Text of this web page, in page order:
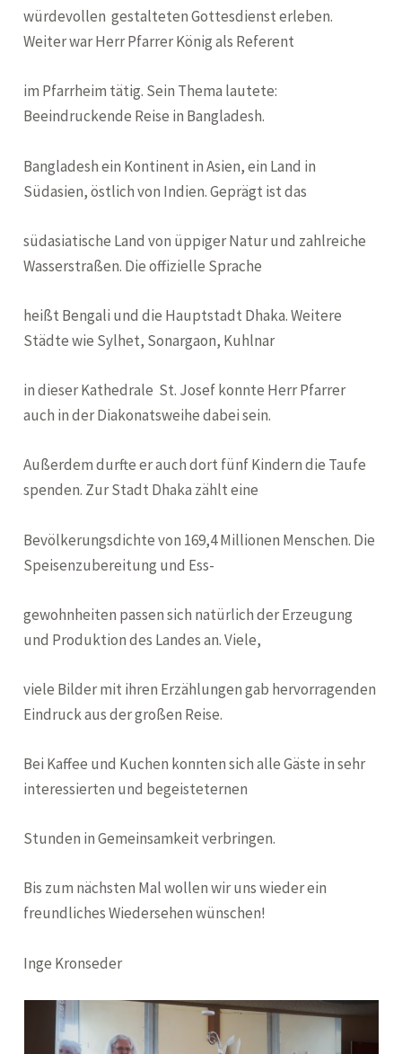
würdevollen gestalteten Gottesdienst erleben.
Weiter war Herr Pfarrer König als Referent
im Pfarrheim tätig. Sein Thema lautete:
Beeindruckende Reise in Bangladesh.
Bangladesh ein Kontinent in Asien, ein Land in
Südasien, östlich von Indien. Geprägt ist das
südasiatische Land von üppiger Natur und zahlreiche
Wasserstraßen. Die offizielle Sprache
heißt Bengali und die Hauptstadt Dhaka. Weitere
Städte wie Sylhet, Sonargaon, Kuhlnar
in dieser Kathedrale St. Josef konnte Herr Pfarrer
auch in der Diakonatsweihe dabei sein.
Außerdem durfte er auch dort fünf Kindern die Taufe
spenden. Zur Stadt Dhaka zählt eine
Bevölkerungsdichte von 169,4 Millionen Menschen. Die
Speisenzubereitung und Ess-
gewohnheiten passen sich natürlich der Erzeugung
und Produktion des Landes an. Viele,
viele Bilder mit ihren Erzählungen gab hervorragenden
Eindruck aus der großen Reise.
Bei Kaffee und Kuchen konnten sich alle Gäste in sehr
interessierten und begeisteternen
Stunden in Gemeinsamkeit verbringen.
Bis zum nächsten Mal wollen wir uns wieder ein
freundliches Wiedersehen wünschen!
Inge Kronseder